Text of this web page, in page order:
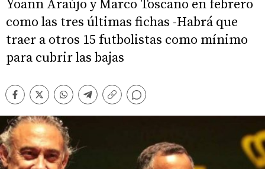
Yoann Araújo y Marco Toscano en febrero
como las tres últimas fichas -Habrá que
traer a otros 15 futbolistas como mínimo
para cubrir las bajas
Facebook
TwitterWhatsappTelegram
Copiar
Comentarios